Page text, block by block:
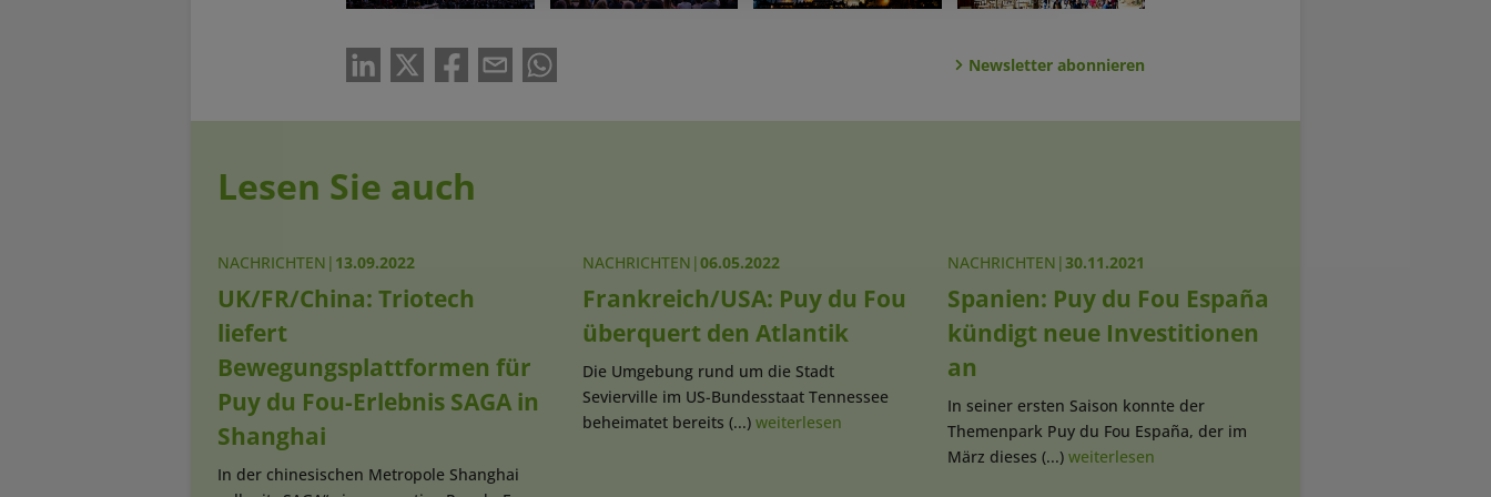
Newsletter abonnieren
Lesen Sie auch
NACHRICHTEN | 13.09.2022
UK/FR/China: Triotech
liefert
Bewegungsplattformen für
Puy du Fou-Erlebnis SAGA in
Shanghai
In der chinesischen Metropole Shanghai
NACHRICHTEN |06.05.2022
Frankreich/USA: Puy du Fou
überquert den Atlantik
Die Umgebung rund um die Stadt
Sevierville im US-Bundesstaat Tennessee
beheimatet bereits (...) weiterlesen
NACHRICHTEN |30.11.2021
Spanien: Puy du Fou España
kündigt neue Investitionen
an
In seiner ersten Saison konnte der
Themenpark Puy du Fou España, der im
März dieses (...) weiterlesen